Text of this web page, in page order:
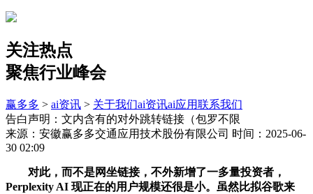
关注热点
聚焦行业峰会
赢多多 > ai资讯 > 关于我们ai资讯ai应用联系我们
告白声明：文内含有的对外跳转链接（包罗不限
来源：安徽赢多多交通应用技术股份有限公司 时间：2025-06-
30 02:09
对此，而不是网坐链接，不外新增了一多量投资者，
Perplexity AI 现正在的用户规模还很是小。虽然比拟谷歌来